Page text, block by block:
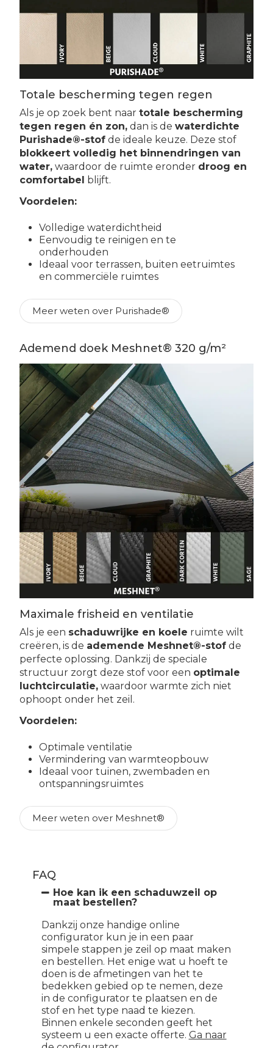
Totale bescherming tegen regen
Als je op zoek bent naar totale bescherming
tegen regen én zon, dan is de waterdichte
Purishade®-stof de ideale keuze. Deze stof
blokkeert volledig het binnendringen van
water, waardoor de ruimte eronder droog en
comfortabel blijft.
Voordelen:
Volledige waterdichtheid
Eenvoudig te reinigen en te
onderhouden
Ideaal voor terrassen, buiten eetruimtes
en commerciële ruimtes
Meer weten over Purishade®
Ademend doek Meshnet® 320 g/m²
Maximale frisheid en ventilatie
Als je een schaduwrijke en koele ruimte wilt
creëren, is de ademende Meshnet®-stof de
perfecte oplossing. Dankzij de speciale
structuur zorgt deze stof voor een optimale
luchtcirculatie, waardoor warmte zich niet
ophoopt onder het zeil.
Voordelen:
Optimale ventilatie
Vermindering van warmteopbouw
Ideaal voor tuinen, zwembaden en
ontspanningsruimtes
Meer weten over Meshnet®
FAQ
Hoe kan ik een schaduwzeil op
maat bestellen?
Dankzij onze handige online
configurator kun je in een paar
simpele stappen je zeil op maat maken
en bestellen. Het enige wat u hoeft te
doen is de afmetingen van het te
bedekken gebied op te nemen, deze
in de configurator te plaatsen en de
stof en het type naad te kiezen.
Binnen enkele seconden geeft het
systeem u een exacte offerte. Ga naar